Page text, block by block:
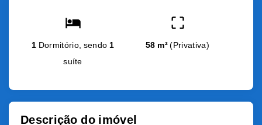
1 Dormitório, sendo 1
suíte
58 m² (Privativa)
Descrição do imóvel